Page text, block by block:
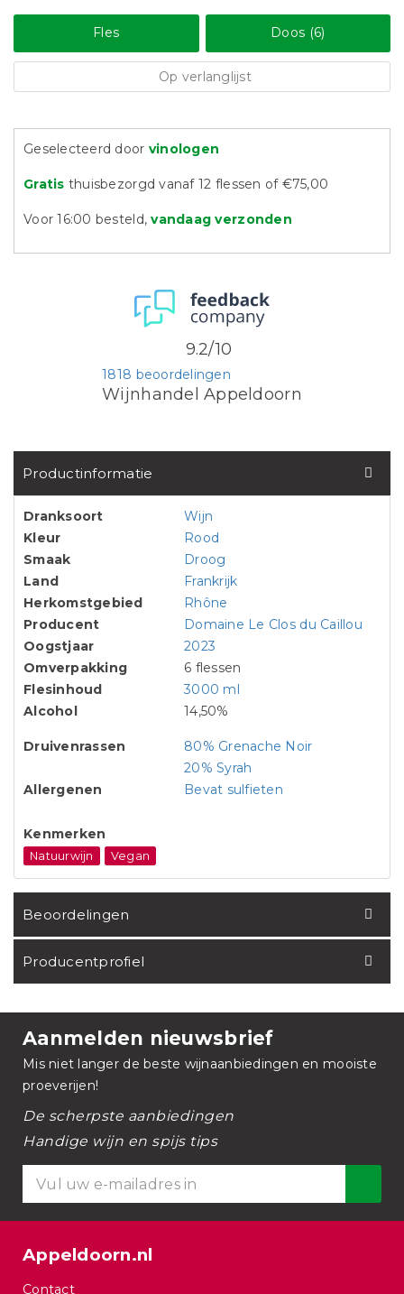
Fles Doos (6)
Op verlanglijst
Geselecteerd door vinologen
Gratis thuisbezorgd vanaf 12 flessen of €75,00
Voor 16:00 besteld,vandaag verzonden
Wijnhandel Appeldoorn
1818 beoordelingen
9.2/10
Productinformatie
Dranksoort
Wijn
Kleur
Rood
Smaak
Droog
Land
Frankrijk
Herkomstgebied
Rhône
Producent
Domaine Le Clos du Caillou
Oogstjaar
2023
Omverpakking
6 flessen
Flesinhoud
3000 ml
Alcohol
14,50%
Druivenrassen
80% Grenache Noir
20% Syrah
Allergenen
Bevat sulfieten
Kenmerken
Natuurwijn Vegan
Beoordelingen
Producentprofiel
Aanmelden nieuwsbrief
Mis niet langer de beste wijnaanbiedingen en mooiste
proeverijen!
De scherpste aanbiedingen
Handige wijn en spijs tips
Appeldoorn.nl
Contact